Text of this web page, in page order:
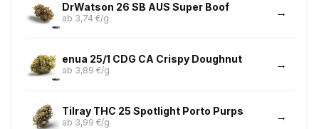
DrWatson 26 SB AUS Super Boof
ab 3,74 €/g
enua 25/1 CDG CA Crispy Doughnut
ab 3,89 €/g
Tilray THC 25 Spotlight Porto Purps
ab 3,99 €/g